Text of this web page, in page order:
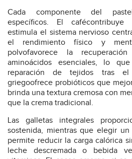
Cada componente del
específicos. El
estimula el sistema nervioso
el rendimiento físico y
polvofavorece la
aminoácidos esenciales, lo
reparación de tejidos tras
griegoofrece probióticos que
brinda una textura cremosa con
que la crema tradicional.
Las galletas integrales
sostenida, mientras que elegir
permite reducir la carga calórica
leche descremada o bebida